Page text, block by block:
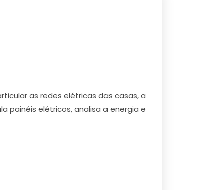
as redes elétricas das casas, a
painéis elétricos, analisa a energia e